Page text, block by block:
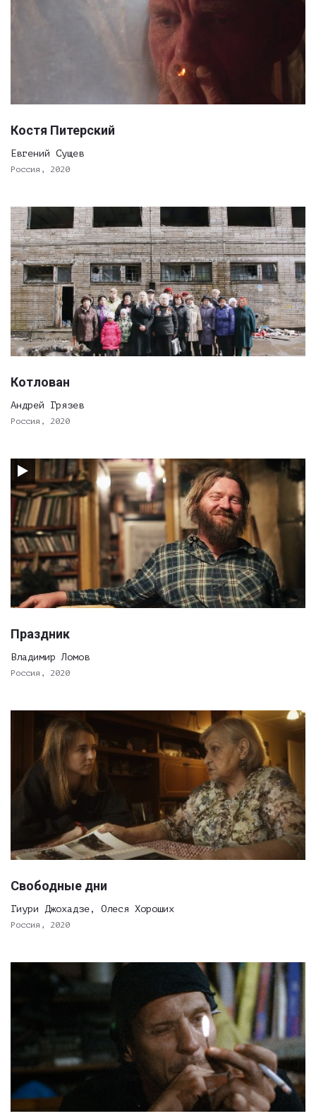
Костя Питерский
Евгений Сущев
Россия, 2020
Котлован
Андрей Грязев
Россия, 2020
Праздник
Владимир Ломов
Россия, 2020
Свободные дни
Гиури Джохадзе, Олеся Хороших
Россия, 2020